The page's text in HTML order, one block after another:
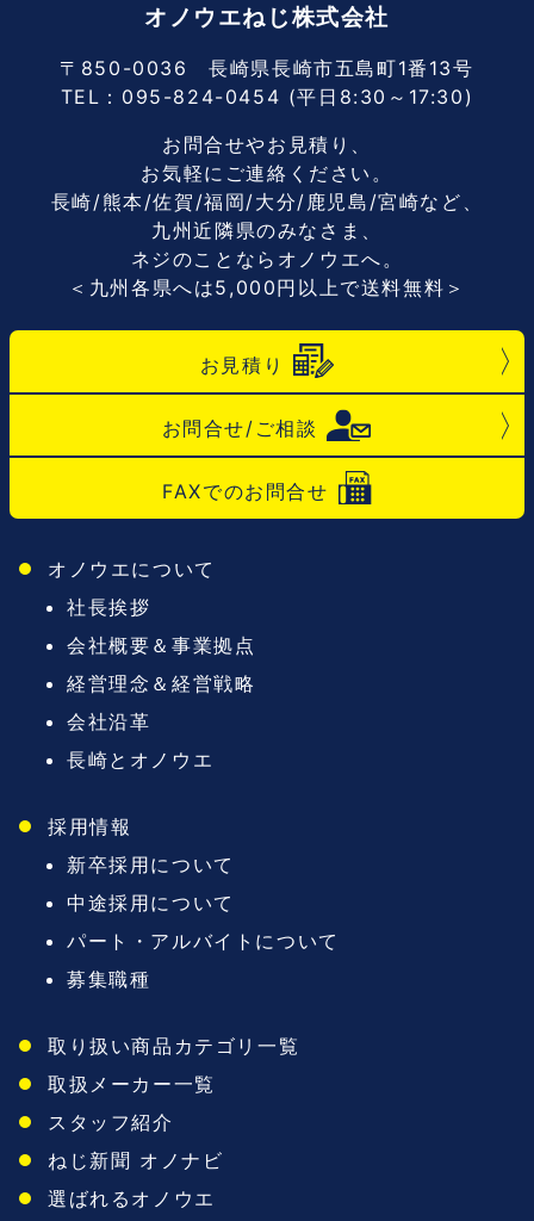
オノウエねじ株式会社
〒850-0036 長崎県長崎市五島町1番13号
TEL： 095-824-0454 (平日8:30～17:30)
お問合せやお見積り、
お気軽にご連絡ください。
長崎/熊本/佐賀/福岡/大分/鹿児島/宮崎など、
九州近隣県のみなさま、
ネジのことならオノウエへ。
＜九州各県へは5,000円以上で送料無料＞
お見積り
お問合せ/ご相談
FAXでのお問合せ
オノウエについて
社長挨拶
会社概要＆事業拠点
経営理念＆経営戦略
会社沿革
長崎とオノウエ
採用情報
新卒採用について
中途採用について
パート・アルバイトについて
募集職種
取り扱い商品カテゴリ一覧
取扱メーカー一覧
スタッフ紹介
ねじ新聞 オノナビ
選ばれるオノウエ